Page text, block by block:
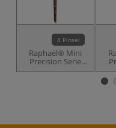
4 Pinsel
Raphaël® Mini
Precision Serie
85346